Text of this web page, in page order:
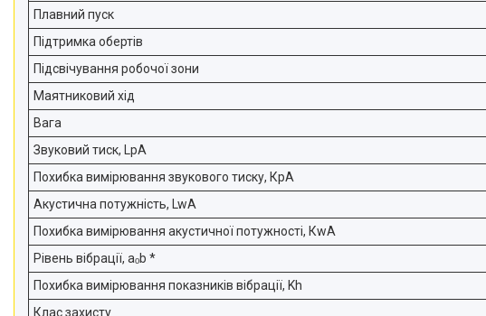
Плавний пуск
Підтримка обертів
Підсвічування робочої зони
Маятниковий хід
Вага
Звуковий тиск, LpA
Похибка вимірювання звукового тиску, КpA
Акустична потужність, LwA
Похибка вимірювання акустичної потужності, КwA
Рівень вібрації, aₒb *
Похибка вимірювання показників вібрації, Kh
Клас захисту